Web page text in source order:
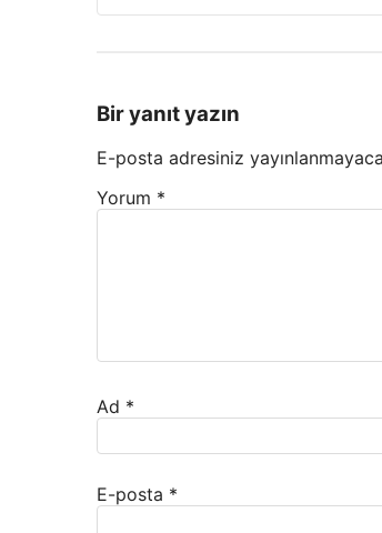
Bir yanıt yazın
E-posta adresiniz
Yorum *
Ad *
E-posta *